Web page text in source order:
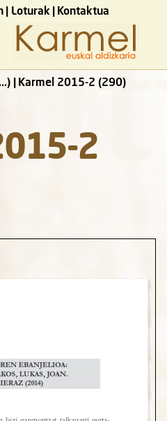
Loturak Kontaktua
Karmel 2015-2 (290)
2